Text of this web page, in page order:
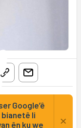
Google’ê
li
ên ku we
×